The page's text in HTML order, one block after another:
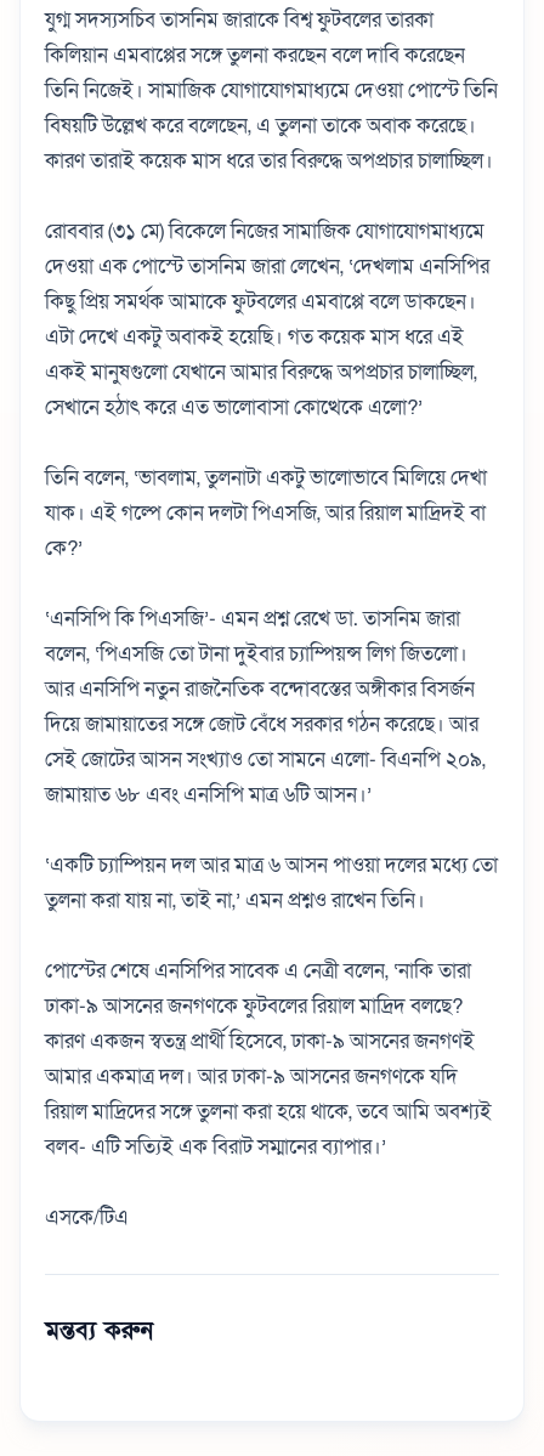
যুগ্ম সদস্যসচিব তাসনিম জারাকে বিশ্ব ফুটবলের তারকা
কিলিয়ান এমবাপ্পের সঙ্গে তুলনা করছেন বলে দাবি করেছেন
তিনি নিজেই। সামাজিক যোগাযোগমাধ্যমে দেওয়া পোস্টে তিনি
বিষয়টি উল্লেখ করে বলেছেন, এ তুলনা তাকে অবাক করেছে।
কারণ তারাই কয়েক মাস ধরে তার বিরুদ্ধে অপপ্রচার চালাচ্ছিল।
রোববার (৩১ মে) বিকেলে নিজের সামাজিক যোগাযোগমাধ্যমে
দেওয়া এক পোস্টে তাসনিম জারা লেখেন, ‘দেখলাম এনসিপির
কিছু প্রিয় সমর্থক আমাকে ফুটবলের এমবাপ্পে বলে ডাকছেন।
এটা দেখে একটু অবাকই হয়েছি। গত কয়েক মাস ধরে এই
একই মানুষগুলো যেখানে আমার বিরুদ্ধে অপপ্রচার চালাচ্ছিল,
সেখানে হঠাৎ করে এত ভালোবাসা কোত্থেকে এলো?’
তিনি বলেন, ‘ভাবলাম, তুলনাটা একটু ভালোভাবে মিলিয়ে দেখা
যাক। এই গল্পে কোন দলটা পিএসজি, আর রিয়াল মাদ্রিদই বা
কে?’
‘এনসিপি কি পিএসজি’- এমন প্রশ্ন রেখে ডা. তাসনিম জারা
বলেন, ‘পিএসজি তো টানা দুইবার চ্যাম্পিয়ন্স লিগ জিতলো।
আর এনসিপি নতুন রাজনৈতিক বন্দোবস্তের অঙ্গীকার বিসর্জন
দিয়ে জামায়াতের সঙ্গে জোট বেঁধে সরকার গঠন করেছে। আর
সেই জোটের আসন সংখ্যাও তো সামনে এলো- বিএনপি ২০৯,
জামায়াত ৬৮ এবং এনসিপি মাত্র ৬টি আসন।’
‘একটি চ্যাম্পিয়ন দল আর মাত্র ৬ আসন পাওয়া দলের মধ্যে তো
তুলনা করা যায় না, তাই না,’ এমন প্রশ্নও রাখেন তিনি।
পোস্টের শেষে এনসিপির সাবেক এ নেত্রী বলেন, ‘নাকি তারা
ঢাকা-৯ আসনের জনগণকে ফুটবলের রিয়াল মাদ্রিদ বলছে?
কারণ একজন স্বতন্ত্র প্রার্থী হিসেবে, ঢাকা-৯ আসনের জনগণই
আমার একমাত্র দল। আর ঢাকা-৯ আসনের জনগণকে যদি
রিয়াল মাদ্রিদের সঙ্গে তুলনা করা হয়ে থাকে, তবে আমি অবশ্যই
বলব- এটি সত্যিই এক বিরাট সম্মানের ব্যাপার।’
এসকে/টিএ
মন্তব্য করুন